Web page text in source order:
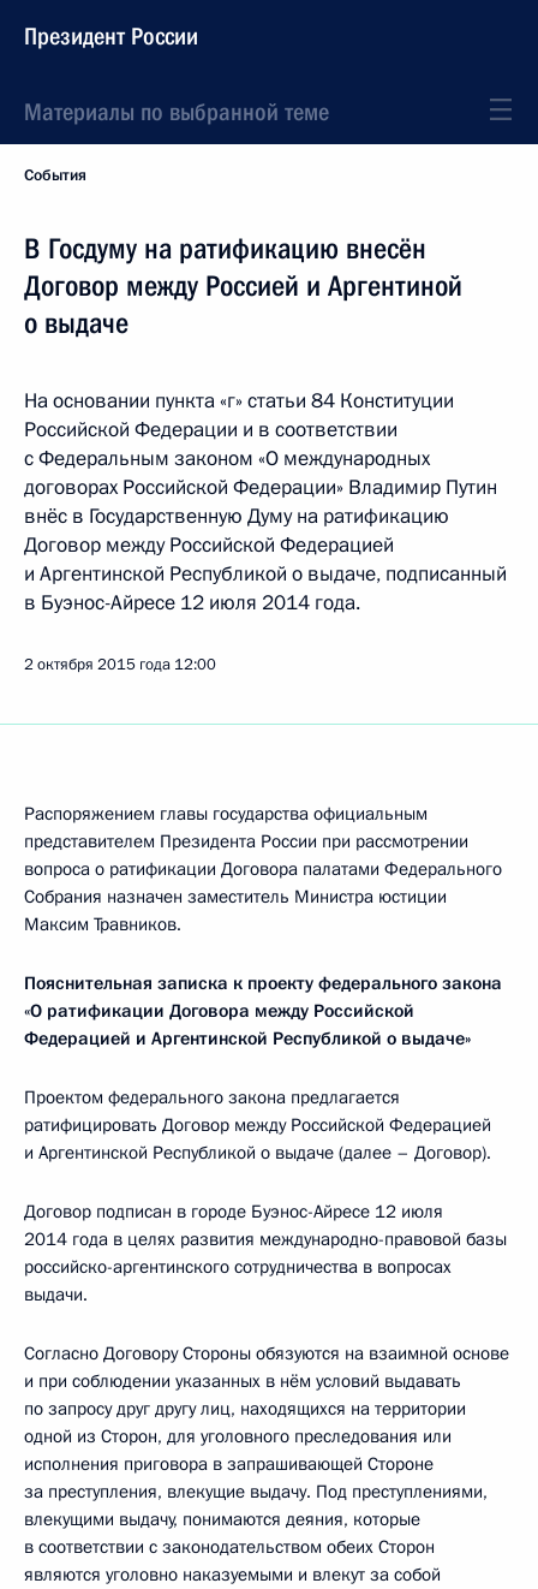
Президент России
Материалы по выбранной теме
События
В Госдуму на ратификацию внесён
Договор между Россией и Аргентиной
о выдаче
На основании пункта «г» статьи 84 Конституции
Российской Федерации и в соответствии
с Федеральным законом «О международных
договорах Российской Федерации» Владимир Путин
внёс в Государственную Думу на ратификацию
Договор между Российской Федерацией
и Аргентинской Республикой о выдаче, подписанный
в Буэнос-Айресе 12 июля 2014 года.
2 октября 2015 года 12:00
Распоряжением главы государства официальным
представителем Президента России при рассмотрении
вопроса о ратификации Договора палатами Федерального
Собрания назначен заместитель Министра юстиции
Максим Травников.
Пояснительная записка к проекту федерального закона
«О ратификации Договора между Российской
Федерацией и Аргентинской Республикой о выдаче»
Проектом федерального закона предлагается
ратифицировать Договор между Российской Федерацией
и Аргентинской Республикой о выдаче (далее – Договор).
Договор подписан в городе Буэнос-Айресе 12 июля
2014 года в целях развития международно-правовой базы
российско-аргентинского сотрудничества в вопросах
выдачи.
Согласно Договору Стороны обязуются на взаимной основе
и при соблюдении указанных в нём условий выдавать
по запросу друг другу лиц, находящихся на территории
одной из Сторон, для уголовного преследования или
исполнения приговора в запрашивающей Стороне
за преступления, влекущие выдачу. Под преступлениями,
влекущими выдачу, понимаются деяния, которые
в соответствии с законодательством обеих Сторон
являются уголовно наказуемыми и влекут за собой